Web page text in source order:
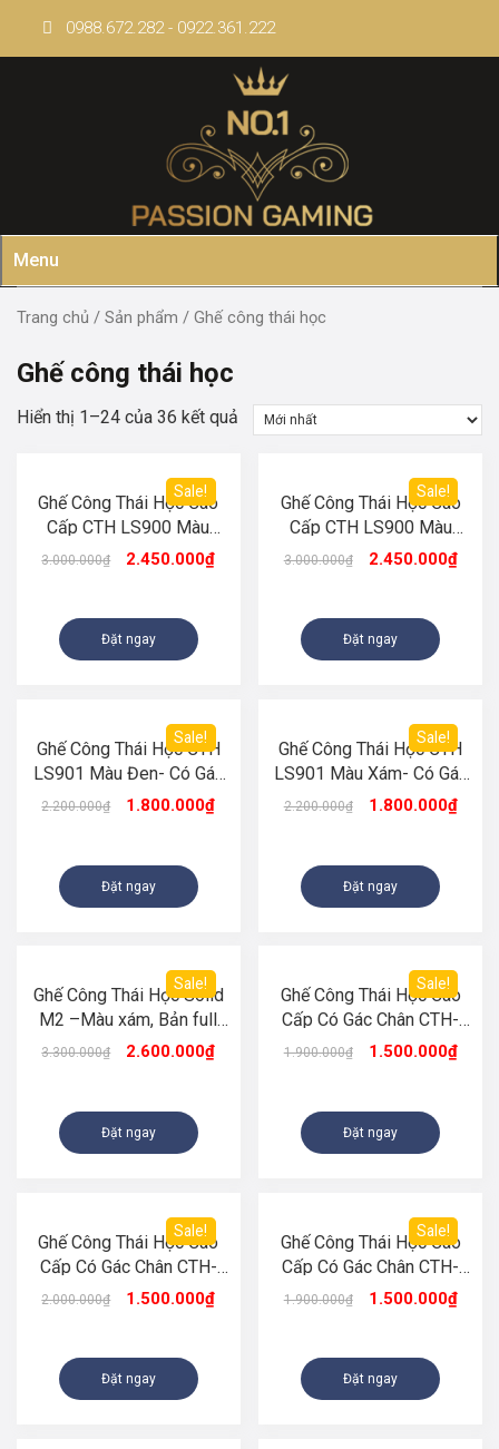
0988.672.282 - 0922.361.222
Menu
Trang chủ / Sản phẩm / Ghế công thái học
Ghế công thái học
Hiển thị 1–24 của 36 kết quả
Sale!
Ghế Công Thái Học Cao
Cấp CTH LS900 Màu
Xám- Có Gác Chân
3.000.000₫ 2.450.000₫
Đặt ngay
Sale!
Ghế Công Thái Học Cao
Cấp CTH LS900 Màu
Đen- Có Gác Chân
3.000.000₫ 2.450.000₫
Đặt ngay
Sale!
Ghế Công Thái Học CTH
LS901 Màu Đen- Có Gác
Chân
2.200.000₫ 1.800.000₫
Đặt ngay
Sale!
Ghế Công Thái Học CTH
LS901 Màu Xám- Có Gác
Chân
2.200.000₫ 1.800.000₫
Đặt ngay
Sale!
Ghế Công Thái Học Solid
M2 –Màu xám, Bản full
lưới Maxtric
3.300.000₫ 2.600.000₫
Đặt ngay
Sale!
Ghế Công Thái Học Cao
Cấp Có Gác Chân CTH-
S899 Màu Trắng Đen
1.900.000₫ 1.500.000₫
Đặt ngay
Sale!
Ghế Công Thái Học Cao
Cấp Có Gác Chân CTH-
S899 Màu Hồng
2.000.000₫ 1.500.000₫
Đặt ngay
Sale!
Ghế Công Thái Học Cao
Cấp Có Gác Chân CTH-
S899 Màu Đen
1.900.000₫ 1.500.000₫
Đặt ngay